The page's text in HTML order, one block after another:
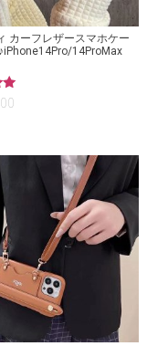
カーフレザースマホケー
14ProMax